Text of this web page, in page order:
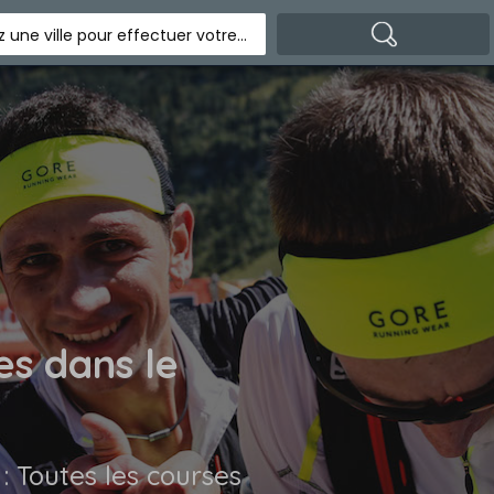
Indiquez une ville pour effectuer votre recherche
dans le
les courses